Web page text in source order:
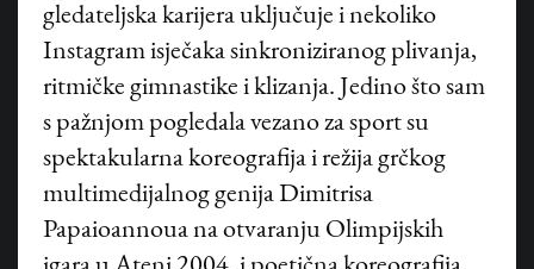
gledateljska karijera uključuje i nekoliko
Instagram isječaka sinkroniziranog plivanja,
ritmičke gimnastike i klizanja. Jedino što sam
s pažnjom pogledala vezano za sport su
spektakularna koreografija i režija grčkog
multimedijalnog genija Dimitrisa
Papaioannoua na otvaranju Olimpijskih